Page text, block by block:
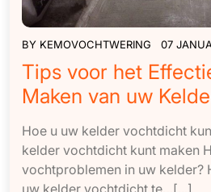
BY KEMOVOCHTWERING 07
Tips voor het
Maken van uw
Hoe u uw kelder vochtdicht
kelder vochtdicht kunt maken
vochtproblemen in uw kelder?
uw kelder vochtdicht te…[...]